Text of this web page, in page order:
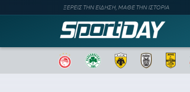
ΞΕΡΕΙΣ ΤΗΝ ΕΙΔΗΣΗ, ΜΑΘΕ ΤΗΝ ΙΣΤΟΡΙΑ